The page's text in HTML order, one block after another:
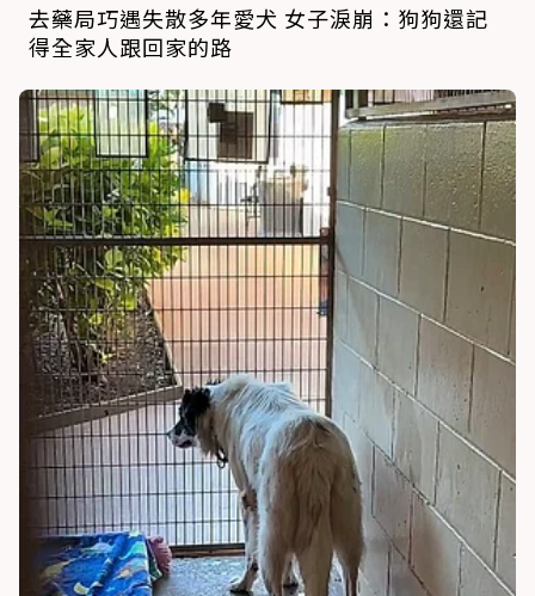
去藥局巧遇失散多年愛犬 女子淚崩：狗狗還記
得全家人跟回家的路